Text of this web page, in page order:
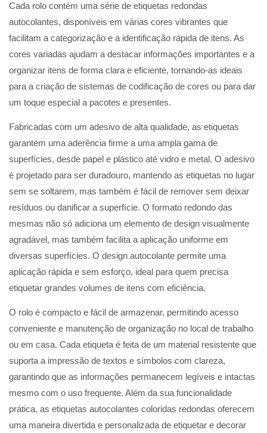
Cada rolo contém uma série de etiquetas redondas
autocolantes, disponíveis em várias cores vibrantes que
facilitam a categorização e a identificação rápida de itens. As
cores variadas ajudam a destacar informações importantes e a
organizar itens de forma clara e eficiente, tornando-as ideais
para a criação de sistemas de codificação de cores ou para dar
um toque especial a pacotes e presentes.
Fabricadas com um adesivo de alta qualidade, as etiquetas
garantem uma aderência firme a uma ampla gama de
superfícies, desde papel e plástico até vidro e metal. O adesivo
é projetado para ser duradouro, mantendo as etiquetas no lugar
sem se soltarem, mas também é fácil de remover sem deixar
resíduos ou danificar a superfície. O formato redondo das
mesmas não só adiciona um elemento de design visualmente
agradável, mas também facilita a aplicação uniforme em
diversas superfícies. O design autocolante permite uma
aplicação rápida e sem esforço, ideal para quem precisa
etiquetar grandes volumes de itens com eficiência.
O rolo é compacto e fácil de armazenar, permitindo acesso
conveniente e manutenção de organização no local de trabalho
ou em casa. Cada etiqueta é feita de um material resistente que
suporta a impressão de textos e símbolos com clareza,
garantindo que as informações permanecem legíveis e intactas
mesmo com o uso frequente. Além da sua funcionalidade
prática, as etiquetas autocolantes coloridas redondas oferecem
uma maneira divertida e personalizada de etiquetar e decorar